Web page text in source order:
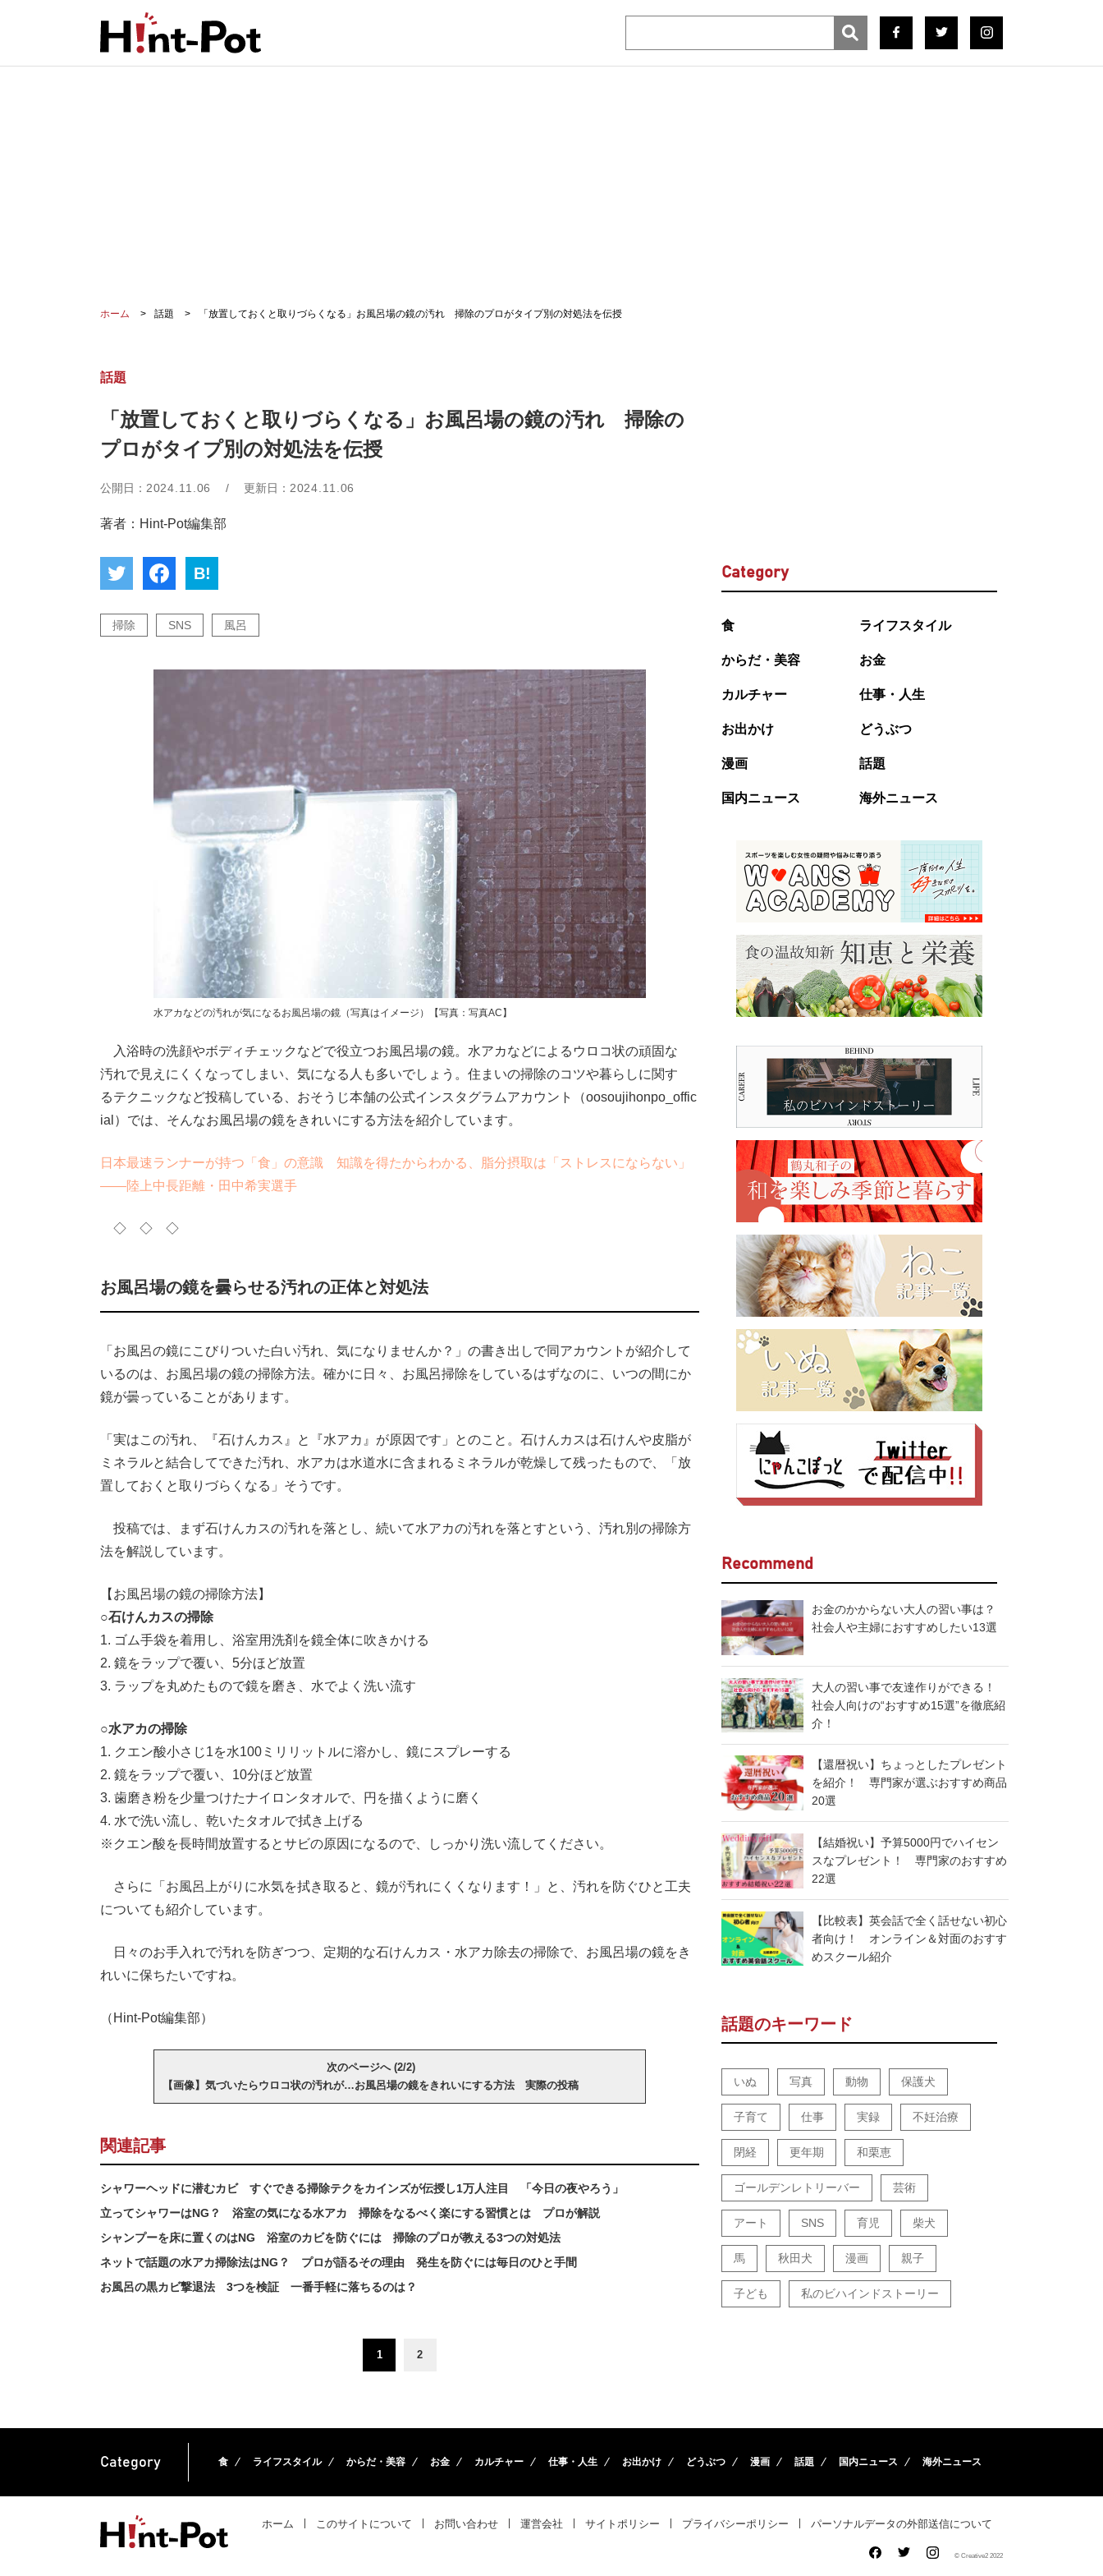
ホーム 話題 「放置しておくと取りづらくなる」お風呂場の鏡の汚れ 掃除のプロがタイプ別の対処法を伝授
話題
「放置しておくと取りづらくなる」お風呂場の鏡の汚れ 掃除の
プロがタイプ別の対処法を伝授
公開日： 2024.11.06 / 更新日： 2024.11.06
著者：Hint-Pot編集部
B!
掃除 SNS 風呂
水アカなどの汚れが気になるお風呂場の鏡（写真はイメージ）【写真：写真AC】
入浴時の洗顔やボディチェックなどで役立つお風呂場の鏡。水アカなどによるウロコ状の頑固な
汚れで見えにくくなってしまい、気になる人も多いでしょう。住まいの掃除のコツや暮らしに関す
るテクニックなど投稿している、おそうじ本舗の公式インスタグラムアカウント（oosoujihonpo_offic
ial）では、そんなお風呂場の鏡をきれいにする方法を紹介しています。
日本最速ランナーが持つ「食」の意識 知識を得たからわかる、脂分摂取は「ストレスにならない」
――陸上中長距離・田中希実選手
◇ ◇ ◇
お風呂場の鏡を曇らせる汚れの正体と対処法
「お風呂の鏡にこびりついた白い汚れ、気になりませんか？」の書き出しで同アカウントが紹介して
いるのは、お風呂場の鏡の掃除方法。確かに日々、お風呂掃除をしているはずなのに、いつの間にか
鏡が曇っていることがあります。
「実はこの汚れ、『石けんカス』と『水アカ』が原因です」とのこと。石けんカスは石けんや皮脂が
ミネラルと結合してできた汚れ、水アカは水道水に含まれるミネラルが乾燥して残ったもので、「放
置しておくと取りづらくなる」そうです。
投稿では、まず石けんカスの汚れを落とし、続いて水アカの汚れを落とすという、汚れ別の掃除方
法を解説しています。
【お風呂場の鏡の掃除方法】
○石けんカスの掃除
1. ゴム手袋を着用し、浴室用洗剤を鏡全体に吹きかける
2. 鏡をラップで覆い、5分ほど放置
3. ラップを丸めたもので鏡を磨き、水でよく洗い流す
○水アカの掃除
1. クエン酸小さじ1を水100ミリリットルに溶かし、鏡にスプレーする
2. 鏡をラップで覆い、10分ほど放置
3. 歯磨き粉を少量つけたナイロンタオルで、円を描くように磨く
4. 水で洗い流し、乾いたタオルで拭き上げる
※クエン酸を長時間放置するとサビの原因になるので、しっかり洗い流してください。
さらに「お風呂上がりに水気を拭き取ると、鏡が汚れにくくなります！」と、汚れを防ぐひと工夫
についても紹介しています。
日々のお手入れで汚れを防ぎつつ、定期的な石けんカス・水アカ除去の掃除で、お風呂場の鏡をき
れいに保ちたいですね。
（Hint-Pot編集部）
次のページへ (2/2)
【画像】気づいたらウロコ状の汚れが…お風呂場の鏡をきれいにする方法 実際の投稿
関連記事
シャワーヘッドに潜むカビ すぐできる掃除テクをカインズが伝授し1万人注目 「今日の夜やろう」
立ってシャワーはNG？ 浴室の気になる水アカ 掃除をなるべく楽にする習慣とは プロが解説
シャンプーを床に置くのはNG 浴室のカビを防ぐには 掃除のプロが教える3つの対処法
ネットで話題の水アカ掃除法はNG？ プロが語るその理由 発生を防ぐには毎日のひと手間
お風呂の黒カビ撃退法 3つを検証 一番手軽に落ちるのは？
1 2
Category
食 ライフスタイル
からだ・美容 お金
カルチャー 仕事・人生
お出かけ どうぶつ
漫画 話題
国内ニュース 海外ニュース
Recommend
お金のかからない大人の習い事は？
社会人や主婦におすすめしたい13選
大人の習い事で友達作りができる！
社会人向けの“おすすめ15選”を徹底紹
介！
【還暦祝い】ちょっとしたプレゼント
を紹介！ 専門家が選ぶおすすめ商品
20選
【結婚祝い】予算5000円でハイセン
スなプレゼント！ 専門家のおすすめ
22選
【比較表】英会話で全く話せない初心
者向け！ オンライン＆対面のおすす
めスクール紹介
話題のキーワード
いぬ 写真 動物 保護犬
子育て 仕事 実録 不妊治療
閉経 更年期 和栗恵
ゴールデンレトリーバー 芸術
アート SNS 育児 柴犬
馬 秋田犬 漫画 親子
子ども 私のビハインドストーリー
Category 食 ライフスタイル からだ・美容 お金 カルチャー 仕事・人生 お出かけ どうぶつ 漫画 話題 国内ニュース 海外ニュース
ホーム このサイトについて お問い合わせ 運営会社 サイトポリシー プライバシーポリシー パーソナルデータの外部送信について
© Creative2 2022